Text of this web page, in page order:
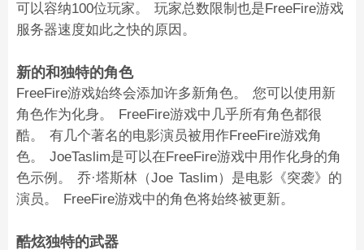
可以容纳100位玩家。 玩家总数限制也是FreeFire游戏
服务器速度如此之快的原因。
新的和独特的角色
FreeFire游戏始终会添加许多新角色。 您可以使用新
角色作为化身。 FreeFire游戏中几乎所有角色都很
酷。 有几个著名的电影演员被用作FreeFire游戏角
色。 JoeTaslim是可以在FreeFire游戏中用作化身的角
色示例。 乔·塔斯林（Joe Taslim）是电影《突袭》的
演员。 FreeFire游戏中的角色将始终被更新。
酷炫独特的武器